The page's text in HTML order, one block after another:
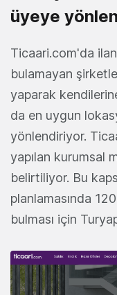
üyeye
Ticaari.com'da
bulamayan
yaparak
da en uygun
yönlendiriyor.
yapılan kurumsal
belirtiliyor. Bu
planlamasında
bulması için